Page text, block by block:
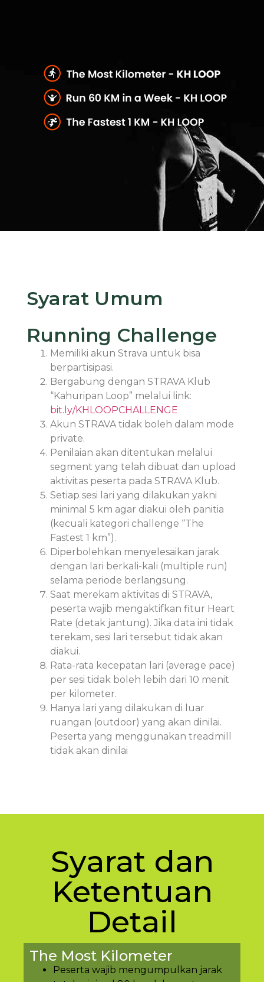
Syarat Umum
Running Challenge
Memiliki akun Strava untuk bisa
berpartisipasi.
Bergabung dengan STRAVA Klub
“Kahuripan Loop” melalui link:
bit.ly/KHLOOPCHALLENGE
Akun STRAVA tidak boleh dalam mode
private.
Penilaian akan ditentukan melalui
segment yang telah dibuat dan upload
aktivitas peserta pada STRAVA Klub.
Setiap sesi lari yang dilakukan yakni
minimal 5 km agar diakui oleh panitia
(kecuali kategori challenge “The
Fastest 1 km”).
Diperbolehkan menyelesaikan jarak
dengan lari berkali-kali (multiple run)
selama periode berlangsung.
Saat merekam aktivitas di STRAVA,
peserta wajib mengaktifkan fitur Heart
Rate (detak jantung). Jika data ini tidak
terekam, sesi lari tersebut tidak akan
diakui.
Rata-rata kecepatan lari (average pace)
per sesi tidak boleh lebih dari 10 menit
per kilometer.
Hanya lari yang dilakukan di luar
ruangan (outdoor) yang akan dinilai.
Peserta yang menggunakan treadmill
tidak akan dinilai
Syarat dan
Ketentuan
Detail
The Most Kilometer
Peserta wajib mengumpulkan jarak